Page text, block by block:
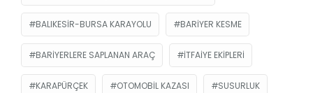
BALIKESIR-BURSA KARAYOLU BARIYER KESME
BARIYERLERE SAPLANAN ARAÇ ITFAIYE EKIPLERI
KARAPÜRÇEK OTOMOBIL KAZASI SUSURLUK